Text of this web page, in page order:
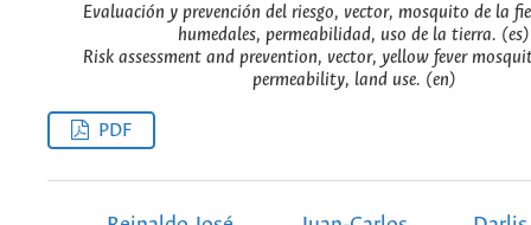
Evaluación y prevención del riesgo, vector, mosquito de la
humedales, permeabilidad, uso de la tierra. (es)
Risk assessment and prevention, vector, yellow fever
permeability, land use. (en)
PDF